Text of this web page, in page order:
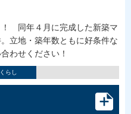
！ 同年４月に完成した新築マ
立地・築年数ともに好条件な
わせください！
らし